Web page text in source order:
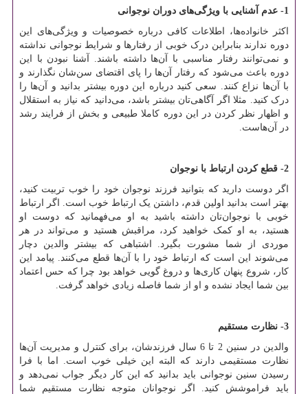
1- عدم آشنایی با ویژگی‌های دوران نوجوانی
اکثر خانواده‌ها، اطلاعات کافی درباره خصوصیات و ویژگی‌های این
دوره ندارند بنابراین درک خوبی از رفتارها و شرایط نوجوانی نداشته
و نمی‌توانند رفتار مناسبی با آن‌ها داشته باشند. آشنا نبودن با این
دوره باعث می‌شود که رفتار آن‌ها را پای اقتضای سن‌شان نگذارند و
با آن‌ها نزاع کنند. سعی کنید درباره این دوره بیشتر بدانید و آن‌ها را
درک کنید. مثلا اگر آگاهی‌تان بیشتر باشد، می‌دانید که نیاز به استقلال
و اظهار نظر کردن در این دوره کاملا طبیعی و بخش از فرایند رشد
در آن‌هاست.
2- قطع کردن ارتباط با نوجوان
اگر دوست دارید که بتوانید فرزند نوجوان خود را خوب تربیت کنید،
بهتر است بدانید اولین قدم، داشتن یک ارتباط خوب است. اگر ارتباط
خوبی با نوجوان‌تان داشته باشید به او می‌فهمانید که دوست او
هستید، به او کمک خواهید کرد، مراقبش هستید و می‌تواند در هر
موردی از شما مشورت بگیرد. اشتباهی که بیشتر والدین دچار
می‌شوند این است که ارتباط‌ خود را با آن‌ها قطع می‌کنند. پیامد این
کار، شروع پنهان کاری‌ها و دروغ گویی خواهد بود چرا که حس اعتماد
بین شما ایجاد نشده و او از شما فاصله زیادی خواهد گرفت.
3- نظارت مستقیم
والدین در سنین 2 تا 6 سال فرزندشان، برای کنترل و مدیریت آن‌ها
نظارت مستقیمی دارند که البته این خیلی خوب است. اما با فرا
رسیدن سنین نوجوانی باید بدانید که این کار دیگر جواب نمی‌دهد و
باید فراموشش کنید. اگر نوجوانان متوجه نظارت مستقیم شما